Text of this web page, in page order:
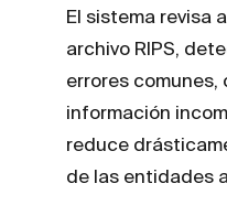
El sistema revisa
archivo RIPS,
errores
información
reduce
de las entidades